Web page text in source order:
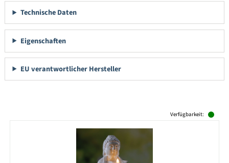
Technische Daten
Eigenschaften
EU verantwortlicher Hersteller
Verfügbarkeit: